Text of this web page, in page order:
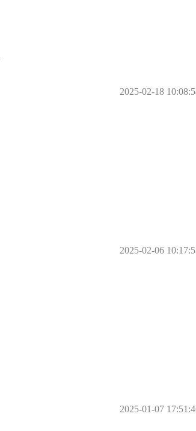
2025-02-18
2025-02-06
2025-01-07